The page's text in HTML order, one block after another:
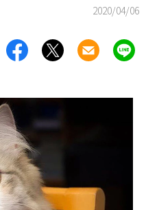
2020/04/06